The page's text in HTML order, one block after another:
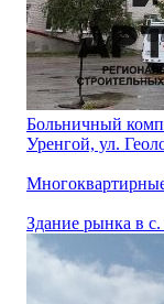
Больничный
Уренгой, ул.
Здание рынка в